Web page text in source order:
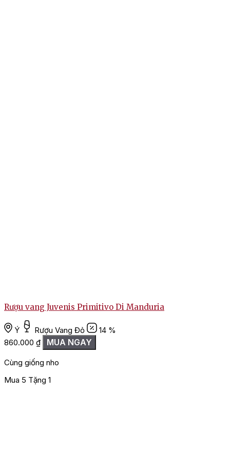
Rượu vang Juvenis Primitivo Di Manduria
Ý Rượu Vang Đỏ
14 %
860.000 ₫ MUA NGAY
Cùng giống nho
Mua 5 Tặng 1